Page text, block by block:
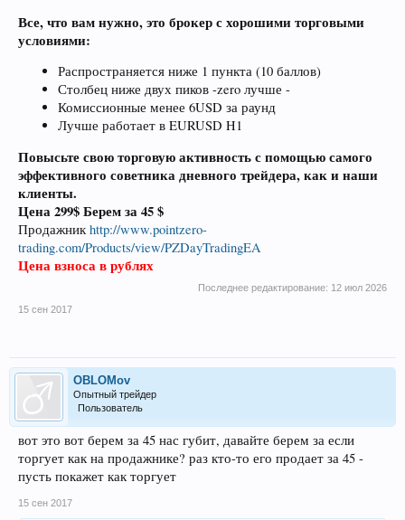
Все, что вам нужно, это брокер с хорошими торговыми
условиями:
Распространяется ниже 1 пункта (10 баллов)
Столбец ниже двух пиков -zero лучше -
Комиссионные менее 6USD за раунд
Лучше работает в EURUSD H1
Повысьте свою торговую активность с помощью самого
эффективного советника дневного трейдера, как и наши
клиенты.
Цена 299$ Берем за 45 $
Продажникhttp://www.pointzero-
trading.com/Products/view/PZDayTradingEA
Цена взноса в рублях
Последнее редактирование: 12 июл 2026
15 сен 2017
OBLOMov
Опытный трейдер
Пользователь
вот это вот берем за 45 нас губит, давайте берем за если
торгует как на продажнике? раз кто-то его продает за 45 -
пусть покажет как торгует
15 сен 2017